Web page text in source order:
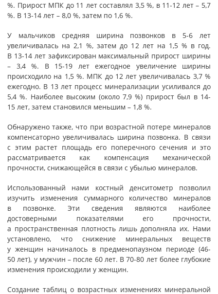
%. Прирост МПК до 11 лет составлял 3,5 %, в 11-12 лет – 5,7
%. В 13-14 лет – 8,0 %, затем по 1,6 %.
У мальчиков средняя ширина позвонков в 5-6 лет
увеличивалась на 2,1 %, затем до 12 лет на 1,5 % в год.
В 13-14 лет зафиксирован максимальный прирост ширины
– 3,4 %. В 15-19 лет ежегодное увеличение ширины
происходило на 1,5 %. МПК до 12 лет увеличивалась 3,7 %
ежегодно. В 13 лет процесс минерализации усиливался до
5,4 %. Наиболее высоким (около 7,9 %) прирост был в 14-
15 лет, затем становился меньшим – 1,8 %.
Обнаружено также, что при возрастной потере минералов
компенсаторно увеличивалась ширина позвонка. В связи
с этим растет площадь его поперечного сечения и это
рассматривается как компенсация механической
прочности, снижающейся в связи с убылью минералов.
Использованный нами костный денситометр позволил
изучить изменения суммарного количество минералов
в позвонке. Эти сведения являются наиболее
достоверными показателями его прочности,
а пространственная плотность лишь дополняла их. Нами
установлено, что снижение минеральных веществ
у женщин начиналось в предменопаузном периоде (46-
50 лет), у мужчин – после 60 лет. В 70-80 лет более глубокие
изменения происходили у женщин.
Создание таблиц о возрастных изменениях минеральной